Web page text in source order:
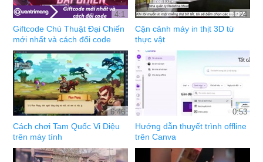
4:1
Giftcode Chú Thuật Đại Chiến
mới nhất và cách đổi code
1:24
Cận cảnh máy in thịt 3D từ
thực vật
6:46
Cách chơi Tam Quốc Vi Diệu
trên máy tính
0:53
Hướng dẫn thuyết trình offline
trên Canva